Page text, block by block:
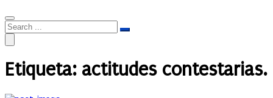
Etiqueta: actitudes contestarias.